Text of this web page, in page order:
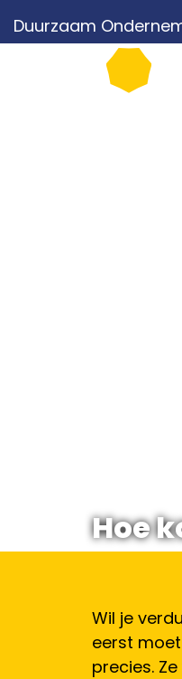
Duurzaam
Hoe
Wil je
eerst
precies.